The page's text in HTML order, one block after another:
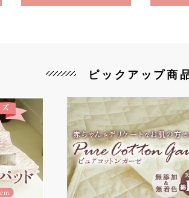
ピックアップ商